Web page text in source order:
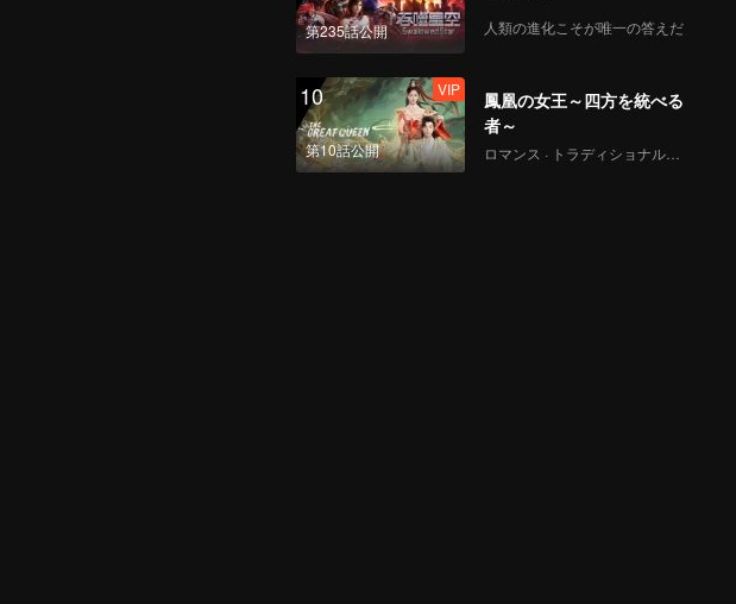
第235話公開 人類の進化こそが唯一の答えだ
10
第10話公開
VIP
鳳凰の女王～四方を統べる
者～
ロマンス · トラディショナル・コスチューム · ファンタジー